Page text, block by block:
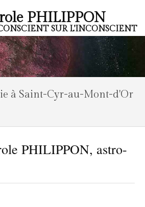
PHILIPPON
SUR L’INCONSCIENT
à Saint-Cyr-au-Mont-d'Or
PHILIPPON, astro-